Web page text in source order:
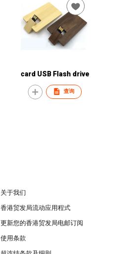
card USB Flash drive
查询
关于我们
香港贸发局流动应用程式
更新您的香港贸发局电邮订阅
使用条款